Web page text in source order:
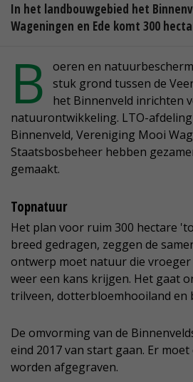
In het landbouwgebied het
Wageningen en Ede komt 300
B
oeren en
stuk grond tussen de
het Binnenveld inrichten
natuurontwikkeling. LTO-afdeling
Binnenveld, Vereniging Mooi
Staatsbosbeheer hebben
gemaakt.
Topnatuur
Het plan voor ruim 300 hectare
breed gedragen, zeggen de
ontwerp moet natuur die vroeger
weer een kans krijgen. Het gaat
trilveen, dotterbloemhooiland en
De omvorming van de
eind 2017 van start gaan. Er
worden afgegraven.